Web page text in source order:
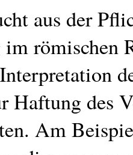
aus der
römischen
Haftung des
Am